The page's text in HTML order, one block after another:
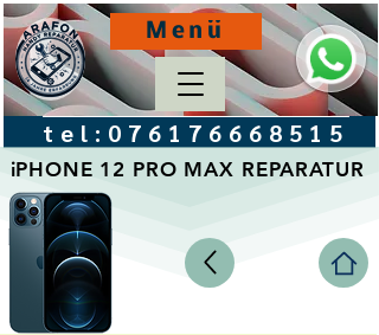
tel: 076176668515
Menü
iPHONE 12 PRO MAX REPARATUR